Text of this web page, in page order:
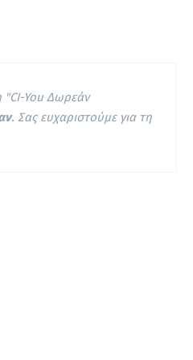
"CI-You Δωρεάν
. Σας ευχαριστούμε για τη